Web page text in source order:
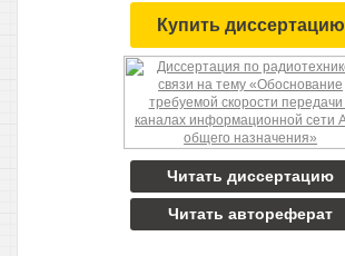
Купить диссертацию
Читать диссертацию
Читать автореферат